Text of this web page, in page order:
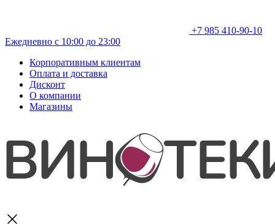
+7 985 410-90-10
Ежедневно с 10:00 до 23:00
Корпоративным клиентам
Оплата и доставка
Дисконт
О компании
Магазины